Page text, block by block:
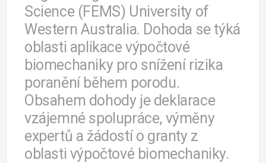
Science (FEMS) University of
Western Australia. Dohoda se týká
oblasti aplikace výpočtové
biomechaniky pro snížení rizika
poranění během porodu.
Obsahem dohody je deklarace
vzájemné spolupráce, výměny
expertů a žádostí o granty z
oblasti výpočtové biomechaniky.